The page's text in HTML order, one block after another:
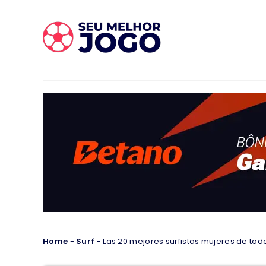
Home - Surf -Las 20 mejores surfistas mujeres de